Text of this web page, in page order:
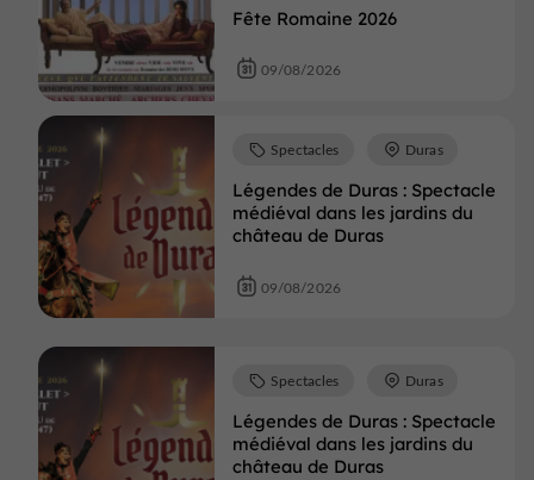
Fête Romaine 2026
09/08/2026
Légendes de Duras : Spectacle
médiéval dans les jardins du
château de Duras
Spectacles Duras
09/08/2026
Légendes de Duras : Spectacle
médiéval dans les jardins du
château de Duras
Spectacles Duras